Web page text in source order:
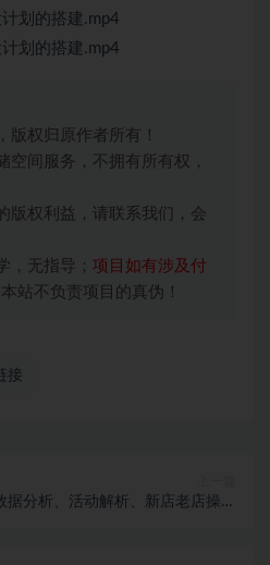
划的搭建.mp4
划的搭建.mp4
版权归原作者所有！
空间服务，不拥有所有权，
版权利益，请联系我们，会
，无指导； 项目如有涉及付
本站不负责项目的真伪！
接
据分析、活动解析、新店老店操作